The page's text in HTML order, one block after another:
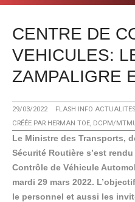
CENTRE DE
VEHICULES:
ZAMPALIGRE
29/03/2022
FLASH INFO ACTUALITES
CRÉÉE PAR HERMAN TOE, DCPM/
Le Ministre des Transports,
Sécurité Routière s’est
Contrôle de Véhicule
mardi 29 mars 2022.
le personnel et aussi les